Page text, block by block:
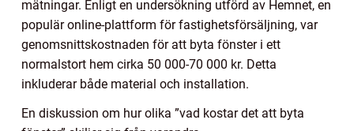
mätningar. Enligt en undersökning utförd av Hemnet, en
populär online-plattform för fastighetsförsäljning, var
genomsnittskostnaden för att byta fönster i ett
normalstort hem cirka 50 000-70 000 kr. Detta
inkluderar både material och installation.
En diskussion om hur olika ”vad kostar det att byta